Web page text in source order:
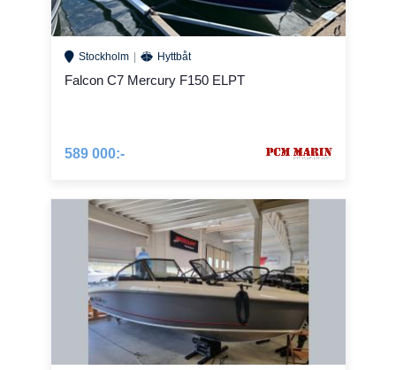
Stockholm Hyttbåt
Falcon C7 Mercury F150 ELPT
589 000:-